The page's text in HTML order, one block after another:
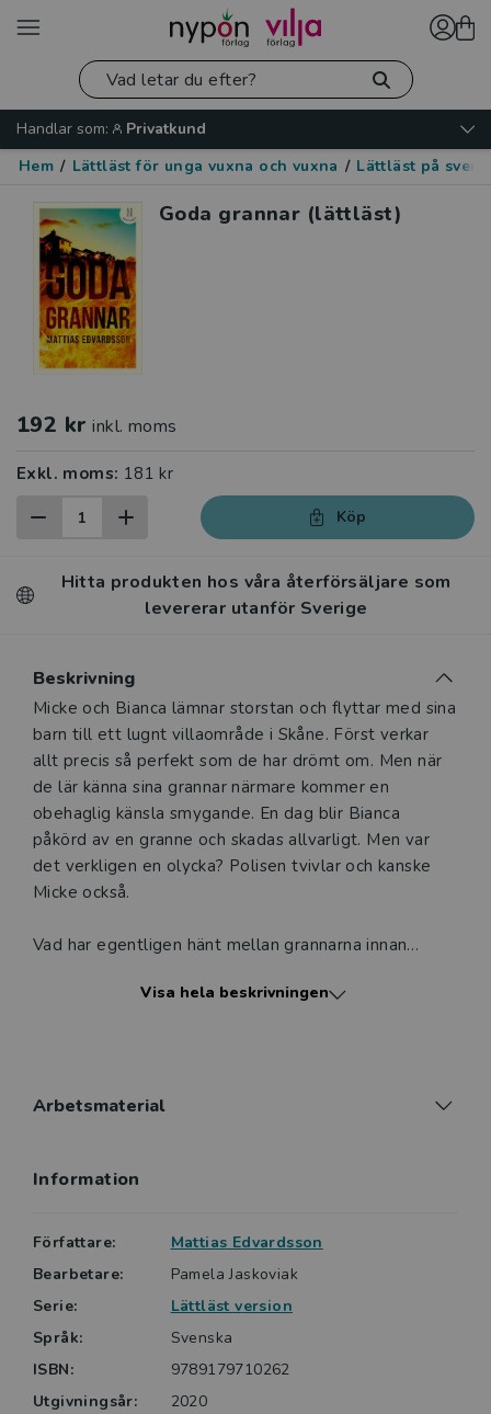
Handlar som:
Privatkund
Hem / Lättläst för unga vuxna och vuxna / Lättläst på
Goda grannar (lättläst)
192 kr inkl. moms
Exkl. moms: 181 kr
Köp
Hitta produkten hos våra återförsäljare som
levererar utanför Sverige
Beskrivning
Beskrivning
Micke och Bianca lämnar storstan och flyttar med sina
barn till ett lugnt villaområde i Skåne. Först verkar
allt precis så perfekt som de har drömt om. Men när
de lär känna sina grannar närmare kommer en
obehaglig känsla smygande. En dag blir Bianca
påkörd av en granne och skadas allvarligt. Men var
det verkligen en olycka? Polisen tvivlar och kanske
Micke också.
Vad har egentligen hänt mellan grannarna innan
Bearbetad till lättläst av Pamela Jaskoviak.
Visa hela beskrivningen
Arbetsmaterial
Information
Författare:
Mattias Edvardsson
Bearbetare:
Pamela Jaskoviak
Serie:
Lättläst version
Språk:
Svenska
ISBN:
9789179710262
Utgivningsår:
2020